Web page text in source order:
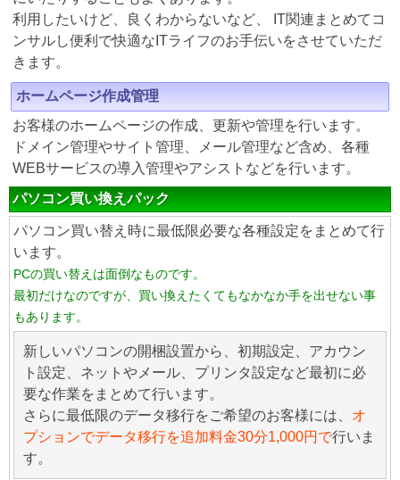
利用したいけど、良くわからないなど、 IT関連まとめてコ
ンサルし便利で快適なITライフのお手伝いをさせていただ
きます。
ホームページ作成管理
お客様のホームページの作成、更新や管理を行います。
ドメイン管理やサイト管理、メール管理など含め、各種
WEBサービスの導入管理やアシストなどを行います。
パソコン買い換えパック
パソコン買い替え時に最低限必要な各種設定をまとめて行
います。
PCの買い替えは面倒なものです。
最初だけなのですが、買い換えたくてもなかなか手を出せない事
もあります。
新しいパソコンの開梱設置から、初期設定、アカウン
ト設定、ネットやメール、プリンタ設定など最初に必
要な作業をまとめて行います。
さらに最低限のデータ移行をご希望のお客様には、 オ
プションでデータ移行を追加料金30分1,000円で行いま
す。